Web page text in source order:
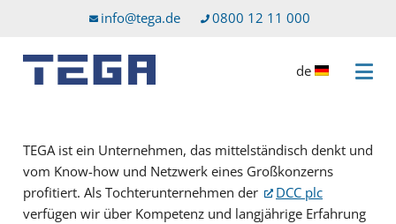
zum Servicemenüinfo@tega.de 0800 12 11 000
Menü
de
TEGA ist ein Unternehmen, das mittelständisch denkt und
vom Know-how und Netzwerk eines Großkonzerns
profitiert. Als Tochterunternehmen der
DCC plc
verfügen wir über Kompetenz und langjährige Erfahrung